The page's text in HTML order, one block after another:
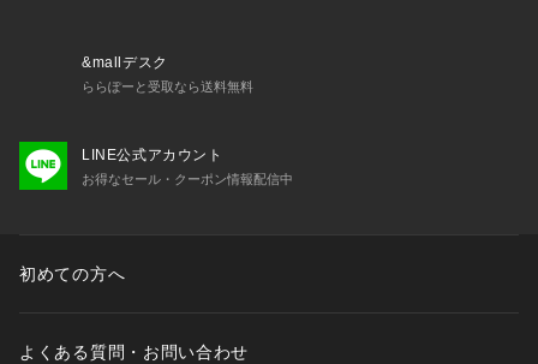
&mallデスク
ららぽーと受取なら送料無料
LINE公式アカウント
お得なセール・クーポン情報配信中
初めての方へ
よくある質問・お問い合わせ